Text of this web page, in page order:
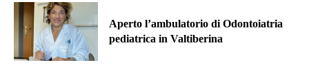
Aperto l’ambulatorio di Odontoiatria
pediatrica in Valtiberina